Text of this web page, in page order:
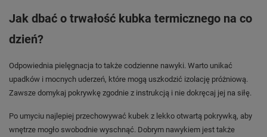
Jak dbać o trwałość kubka termicznego na co
dzień?
Odpowiednia pielęgnacja to także codzienne nawyki. Warto unikać
upadków i mocnych uderzeń, które mogą uszkodzić izolację próżniową.
Zawsze domykaj pokrywkę zgodnie z instrukcją i nie dokręcaj jej na siłę.
Po umyciu najlepiej przechowywać kubek z lekko otwartą pokrywką, aby
wnętrze mogło swobodnie wyschnąć. Dobrym nawykiem jest także